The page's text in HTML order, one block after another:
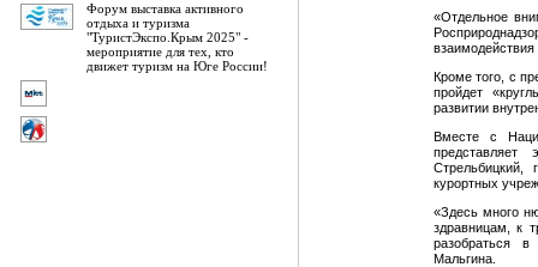
Форум выставка активного
отдыха и туризма
"ТуристЭкспо.Крым 2025" -
мероприятие для тех, кто
движет туризм на Юге России!
«Отдельное
Кроме того, с
пройдет
развитии
Вместе с
представляет
Стрельбицкий,
курортных
«Здесь много
здравницам, к
разобраться
Мальгина.